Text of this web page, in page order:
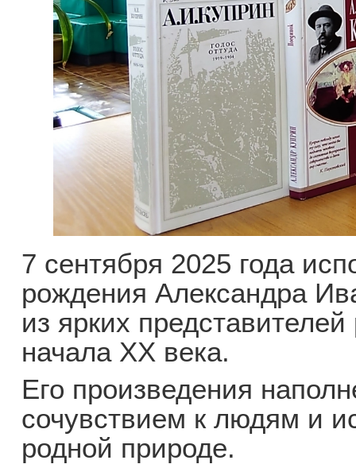
7 сентября 2025 года
рождения Александра
из ярких
начала XX века.
Его произведения
сочувствием к людям и
родной природе.